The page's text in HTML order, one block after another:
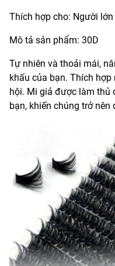
Thích hợp cho: Người lớn
Mô tả sản phẩm: 30D
Tự nhiên và thoải mái,
khấu của bạn. Thích
hội. Mi giả được làm thủ
bạn, khiến chúng trở nên